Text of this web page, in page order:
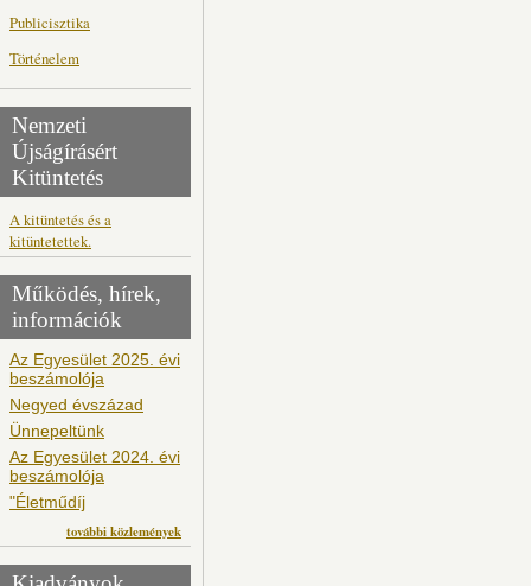
Publicisztika
Történelem
Nemzeti
Újságírásért
Kitüntetés
A kitüntetés és a
kitüntetettek.
Működés, hírek,
információk
Az Egyesület 2025. évi
beszámolója
Negyed évszázad
Ünnepeltünk
Az Egyesület 2024. évi
beszámolója
"Életműdíj
további közlemények